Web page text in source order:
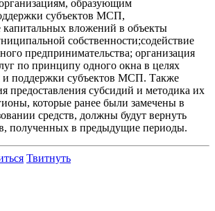
образующим
субъектов МСП,
капитальных вложений в объекты
собственности;содействие
предпринимательства; организация
по принципу одного окна в целях
и поддержки субъектов МСП. Также
предоставления субсидий и методика их
которые ранее были замечены в
средств, должны будут вернуть
полученных в предыдущие периоды.
Твитнуть